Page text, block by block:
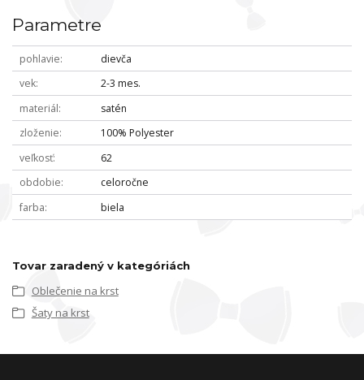
Parametre
pohlavie
dievča
vek
2-3 mes.
materiál
satén
zloženie
100% Polyester
veľkosť
62
obdobie
celoročne
farba
biela
Tovar zaradený v kategóriách
Oblečenie na krst
Šaty na krst